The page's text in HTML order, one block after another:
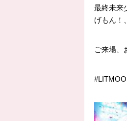
最終未来
げもん！
ご来場、